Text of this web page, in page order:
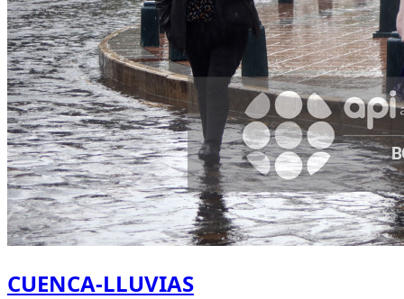
CUENCA-LLUVIAS